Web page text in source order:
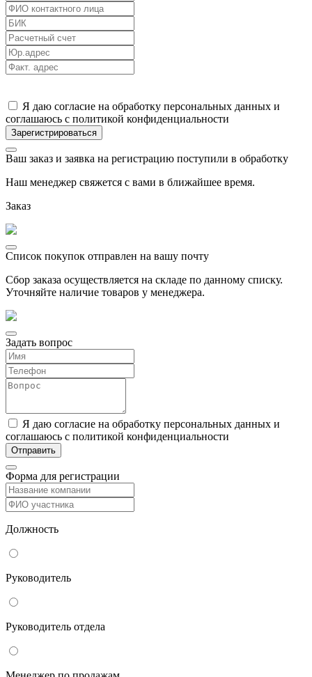
Я даю согласие на обработку персональных данных и
соглашаюсь с политикой конфиденциальности
Ваш заказ и заявка на регистрацию поступили в обработку
Наш менеджер свяжется с вами в ближайшее время.
Заказ
Список покупок отправлен на вашу почту
Сбор заказа осуществляется на складе по данному списку.
Уточняйте наличие товаров у менеджера.
Задать вопрос
Я даю согласие на обработку персональных данных и
соглашаюсь с политикой конфиденциальности
Форма для регистрации
Должность
Руководитель
Руководитель отдела